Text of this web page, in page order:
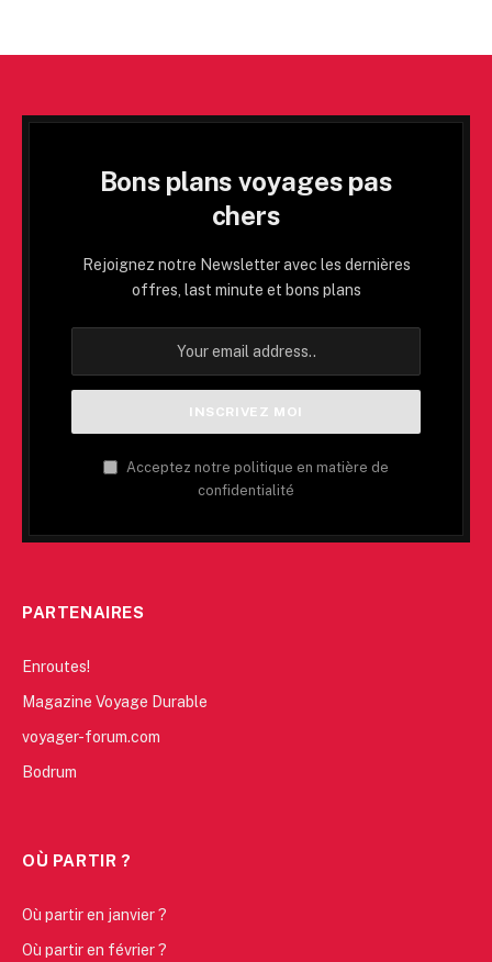
Bons plans voyages pas
chers
Rejoignez notre Newsletter avec les dernières
offres, last minute et bons plans
Acceptez notre politique en matière de
confidentialité
PARTENAIRES
Enroutes!
Magazine Voyage Durable
voyager-forum.com
Bodrum
OÙ PARTIR ?
Où partir en janvier ?
Où partir en février ?